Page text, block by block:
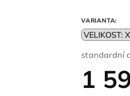
VARIANTA:
standardní
1